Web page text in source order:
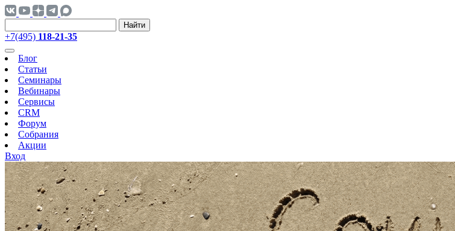
Найти
+7(495) 118-21-35
Блог
Статьи
Семинары
Вебинары
Сервисы
CRM
Форум
Собрания
Акции
Вход